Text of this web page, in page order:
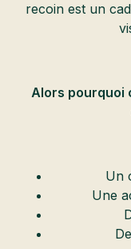
recoin est un
Alors pourquoi
Un
Une